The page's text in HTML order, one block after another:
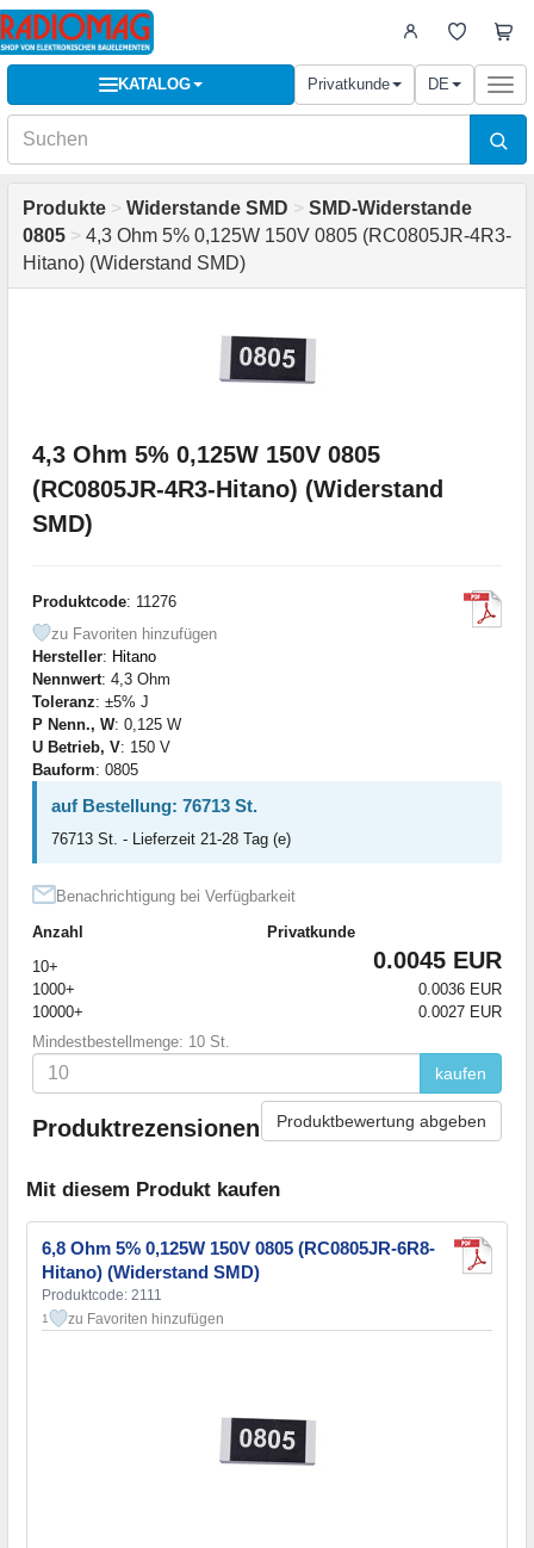
KATALOG Privatkunde DE
Produkte > Widerstande SMD > SMD-Widerstande
0805 > 4,3 Ohm 5% 0,125W 150V 0805 (RC0805JR-4R3-
Hitano) (Widerstand SMD)
4,3 Ohm 5% 0,125W 150V 0805
(RC0805JR-4R3-Hitano) (Widerstand
SMD)
Produktcode: 11276
zu Favoriten hinzufügen
Hersteller: Hitano
Nennwert: 4,3 Ohm
Toleranz: ±5% J
P Nenn., W: 0,125 W
U Betrieb, V: 150 V
Bauform: 0805
auf Bestellung: 76713 St.
76713 St. - Lieferzeit 21-28 Tag (e)
Benachrichtigung bei Verfügbarkeit
Anzahl
Privatkunde
10+
0.0045 EUR
1000+
0.0036 EUR
10000+
0.0027 EUR
Mindestbestellmenge: 10 St.
kaufen
Produktrezensionen Produktbewertung abgeben
Mit diesem Produkt kaufen
6,8 Ohm 5% 0,125W 150V 0805 (RC0805JR-6R8-
Hitano) (Widerstand SMD)
Produktcode: 2111
1 zu Favoriten hinzufügen